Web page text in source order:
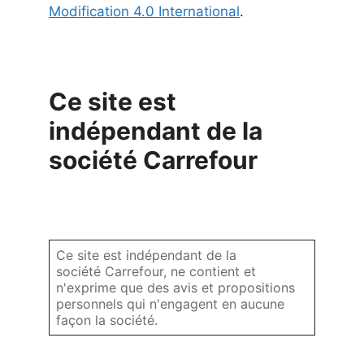
Modification 4.0 International.
Ce site est
indépendant de la
société Carrefour
Ce site est indépendant de la
société Carrefour, ne contient et
n'exprime que des avis et propositions
personnels qui n'engagent en aucune
façon la société.